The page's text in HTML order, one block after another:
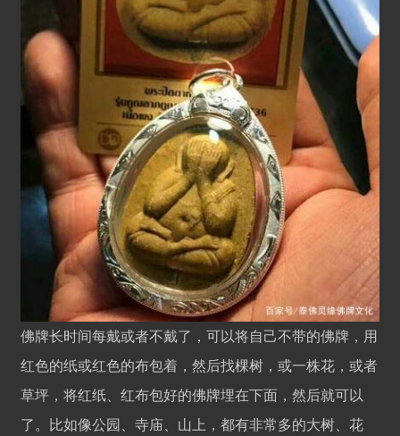
佛牌长时间每戴或者不戴了，可以将自己不带的佛牌，用
红色的纸或红色的布包着，然后找棵树，或一株花，或者
草坪，将红纸、红布包好的佛牌埋在下面，然后就可以
了。比如像公园、寺庙、山上，都有非常多的大树、花